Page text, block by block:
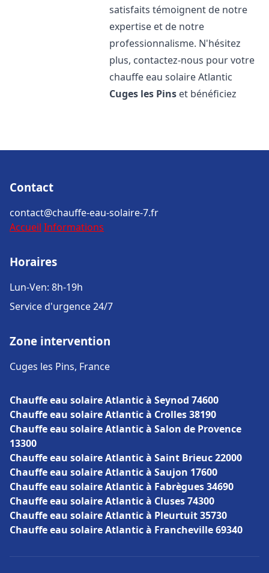
satisfaits témoignent de notre
expertise et de notre
professionnalisme. N'hésitez
plus, contactez-nous pour votre
chauffe eau solaire Atlantic
Cuges les Pins et bénéficiez
Contact
contact@chauffe-eau-solaire-7.fr
Accueil Informations
Horaires
Lun-Ven: 8h-19h
Service d'urgence 24/7
Zone intervention
Cuges les Pins, France
Chauffe eau solaire Atlantic à Seynod 74600
Chauffe eau solaire Atlantic à Crolles 38190
Chauffe eau solaire Atlantic à Salon de Provence
13300
Chauffe eau solaire Atlantic à Saint Brieuc 22000
Chauffe eau solaire Atlantic à Saujon 17600
Chauffe eau solaire Atlantic à Fabrègues 34690
Chauffe eau solaire Atlantic à Cluses 74300
Chauffe eau solaire Atlantic à Pleurtuit 35730
Chauffe eau solaire Atlantic à Francheville 69340